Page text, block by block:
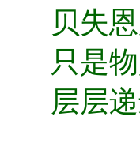
贝失
只是
层层